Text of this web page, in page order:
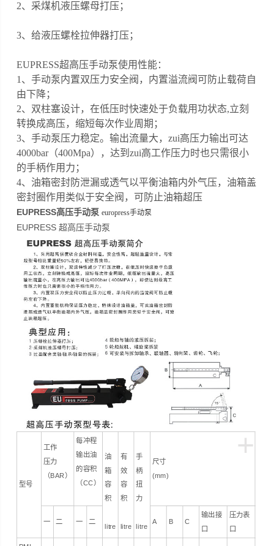
2、采煤机液压螺母打压；
3、给液压螺栓拉伸器打压；
EUPRESS超高压手动泵使用性能：
1、手动泵内置双压力安全阀，内置溢流阀可防止载荷自
由下降；
2、双柱塞设计，在低压时快速处于负载用功状态,立刻
转换成高压，缩短每次作业周期；
3、手动泵压力稳定。输出流量大，zui高压力输出可达
4000bar（400Mpa），达到zui高工作压力时也只需很小
的手柄作用力；
4、油箱密封防泄漏或透气以平衡油箱内外气压，油箱盖
密封圈作用类似于安全阀，可防止油箱超压
EUPRESS高压手动泵europress手动泵
EUPRESS 超高压手动泵
+
型号
工作
压力
（BAR）
每冲程
输出油
的容积
（CC）
油
箱
容
积
litre
有
效
容
积
litre
手
柄
扭
力
litre
尺寸
(mm)
一 二 一 二 A B C
输出接
口
压力表
口